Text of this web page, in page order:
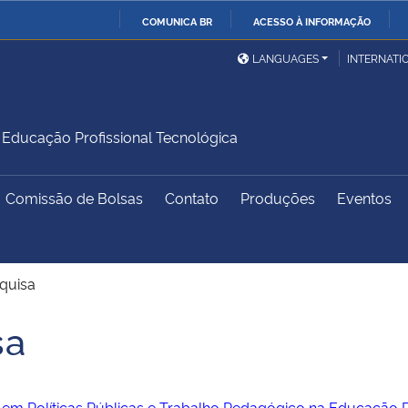
COMUNICA BR ACESSO À INFORMAÇÃO
Ministério da Defesa
Ministério das Relações
Exteriores
Controladoria-Geral da
LANGUAGES
Profissional Tecnológica
Comissão de Bolsas Contato Produções Eventos